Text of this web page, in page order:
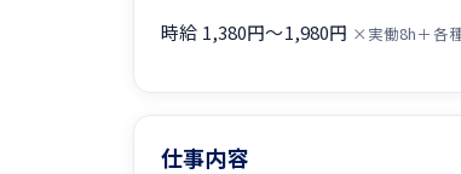
時給 1,380円〜1,980円 ×実働8h＋各
仕事内容